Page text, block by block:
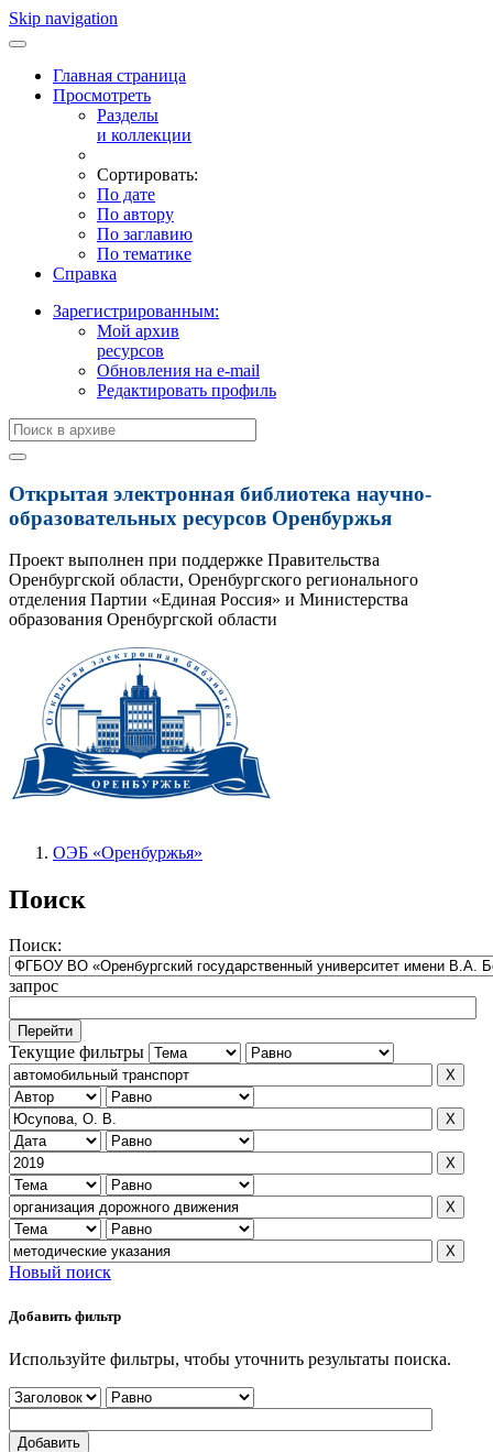
Skip navigation
Главная страница
Просмотреть
Разделы
и коллекции
Сортировать:
По дате
По автору
По заглавию
По тематике
Справка
Зарегистрированным:
Мой архив
ресурсов
Обновления на e-mail
Редактировать профиль
Открытая электронная библиотека научно-
образовательных ресурсов Оренбуржья
Проект выполнен при поддержке Правительства
Оренбургской области, Оренбургского регионального
отделения Партии «Единая Россия» и Министерства
образования Оренбургской области
ОЭБ «Оренбуржья»
Поиск
Поиск:
запрос
Текущие фильтры
Новый поиск
Добавить фильтр
Используйте фильтры, чтобы уточнить результаты поиска.